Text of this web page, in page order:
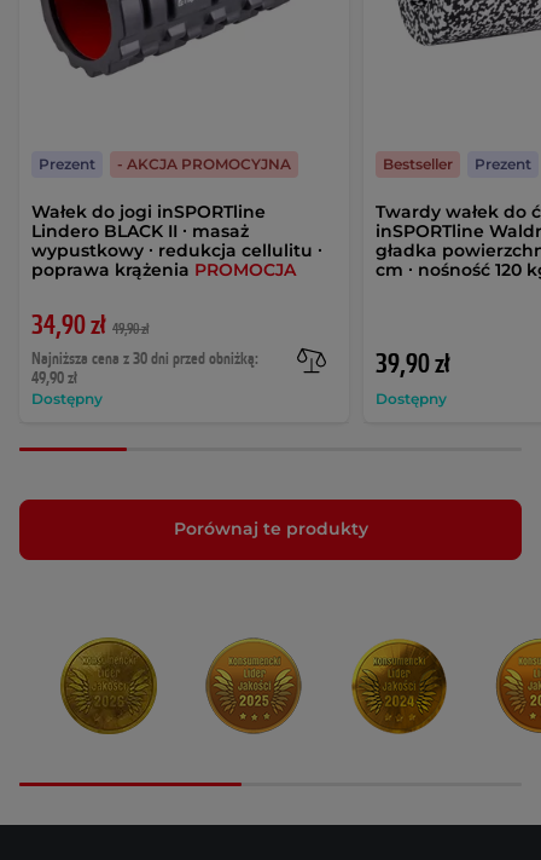
Wałek do jogi inSPORTline
Lindero BLACK II ∙ masaż
wypustkowy ∙ redukcja cellulitu ∙
poprawa krążenia PROMOCJA
34,90 zł 49,90 zł
Najniższa cena z 30 dni przed obniżką:
49,90 zł
Dostępny
Prezent - AKCJA PROMOCYJNA
Twardy wałek do
inSPORTline
gładka
cm ∙ nośność 120
39,90 zł
Dostępny
Bestseller Prezent
Porównaj te produkty